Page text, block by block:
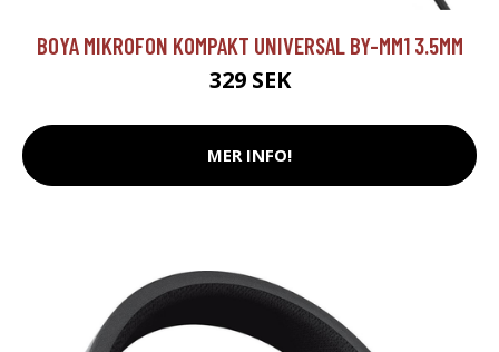
BOYA MIKROFON KOMPAKT UNIVERSAL BY-MM1 3.5MM
329 SEK
MER INFO!